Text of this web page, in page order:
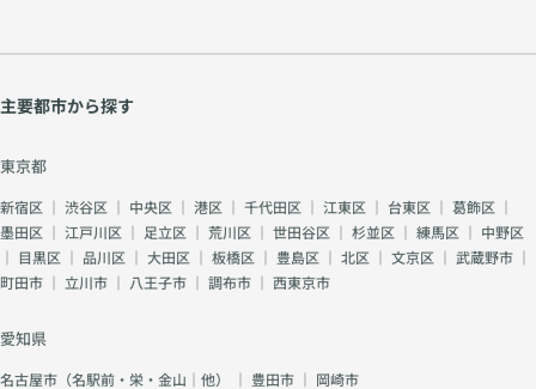
主要都市から探す
東京都
新宿区 ｜ 渋谷区 ｜ 中央区 ｜ 港区 ｜ 千代田区 ｜ 江東区 ｜ 台東区 ｜ 葛飾区 ｜
墨田区 ｜ 江戸川区 ｜ 足立区 ｜ 荒川区 ｜ 世田谷区 ｜ 杉並区 ｜ 練馬区 ｜ 中野区
｜ 目黒区 ｜ 品川区 ｜ 大田区 ｜ 板橋区 ｜ 豊島区 ｜ 北区 ｜ 文京区 ｜ 武蔵野市 ｜
町田市 ｜ 立川市 ｜ 八王子市 ｜ 調布市 ｜ 西東京市
愛知県
名古屋市（名駅前・栄・金山｜他） ｜ 豊田市 ｜ 岡崎市